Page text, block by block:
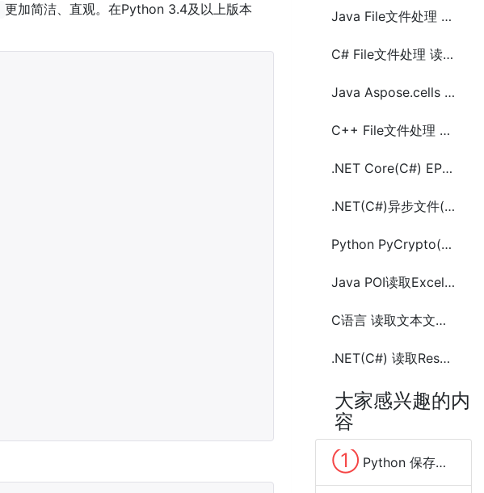
更加简洁、直观。在Python 3.4及以上版本
Java File文件处理 读文件
C# File文件处理 读文件
Java Aspose.cells Excel(.xls,.xlsx)文件转成csv文件和html文件
C++ File文件处理 相关函数方法
.NET Core(C#) EPPlus读取Excel(.xlsx)文件的方法及示例代码
.NET(C#)异步文件(Asynchronous File) I/O读写拷贝文件的方法及示代码
Python PyCrypto(PyCryptodome) ASE实现对文件加密和解密方法
Java POI读取Excel文件中时间日期(date)和数据的方法及示例代码
C语言 读取文本文件中所有字符
.NET(C#) 读取Resource资源文件的方法
大家感兴趣的内
容
① Python 保存数据到Excel文件的方法(pandas、xlwt、openpyxl、xlsxwriter)